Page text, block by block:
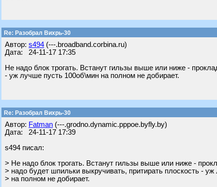
Re: Разобрал Вихрь-30
Автор: s494 (---.broadband.corbina.ru)
Дата: 24-11-17 17:35
Не надо блок трогать. Встанут гильзы выше или ниже -
- уж лучше пусть 100об\мин на полном не добирает.
Re: Разобрал Вихрь-30
Автор: Fatman (---.grodno.dynamic.pppoe.byfly.by)
Дата: 24-11-17 17:39
s494 писал:
> Не надо блок трогать. Встанут гильзы выше или ниже -
> надо будет шпильки выкручивать, притирать плоскость -
> на полном не добирает.